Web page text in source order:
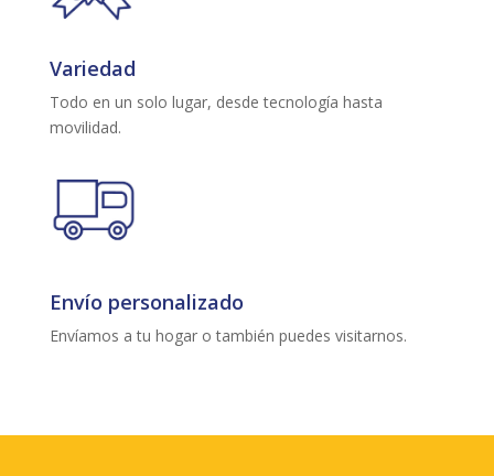
Variedad
Todo en un solo lugar, desde tecnología hasta
movilidad.
Envío personalizado
Envíamos a tu hogar o también puedes visitarnos.